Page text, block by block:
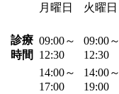
月曜日 火曜日
診療
時間
09:00～
12:30
09:00～
12:30
14:00～
17:00
14:00～
19:00